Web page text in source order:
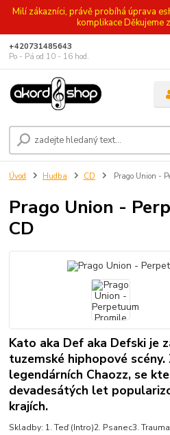
Milí zákazníci, právě probíhá úprava
komplikace Děkujeme
+420731485643
Po - Pá od 10 - 16 hod.
Úvod Hudba CD Prago Union -
Prago Union -
CD
Kato aka Def aka Defski je
tuzemské hiphopové scény.
legendárních Chaozz, se
devadesátých let
krajích.
Skladby: 1. Teď (Intro)2. Psanec3.